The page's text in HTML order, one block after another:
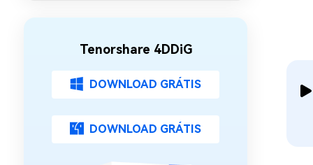
Tenorshare 4DDiG
DOWNLOAD GRÁTIS
DOWNLOAD GRÁTIS